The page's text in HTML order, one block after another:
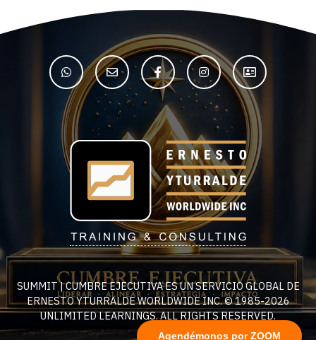
Agendémonos por ZOOM
SUMMIT | CUMBRE EJECUTIVA ES UN SERVICIO GLOBAL DE
ERNESTO YTURRALDE WORLDWIDE INC. © 1985-2026
UNLIMITED LEARNINGS. ALL RIGHTS RESERVED.